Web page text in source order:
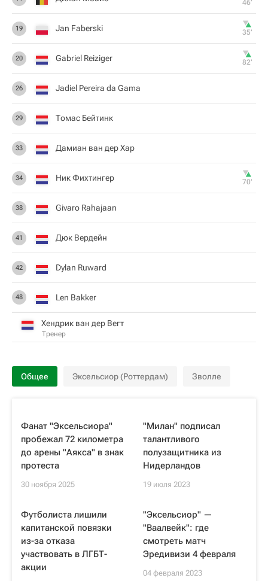
46‎’‎
19 Jan Faberski 35‎’‎
20 Gabriel Reiziger 82‎’‎
26 Jadiel Pereira da Gama
29 Томас Бейтинк
33 Дамиан ван дер Хар
34 Ник Фихтингер 70‎’‎
38 Givaro Rahajaan
41 Дюк Вердейн
42 Dylan Ruward
48 Len Bakker
Хендрик ван дер Вегт
Тренер
Общее Эксельсиор (Роттердам) Зволле
Фанат "Эксельсиора"
пробежал 72 километра
до арены "Аякса" в знак
протеста
30 ноября 2025
"Милан" подписал
талантливого
полузащитника из
Нидерландов
19 июля 2023
Футболиста лишили
капитанской повязки
из-за отказа
участвовать в ЛГБТ-
акции
"Эксельсиор" —
"Ваалвейк": где
смотреть матч
Эредивизи 4 февраля
04 февраля 2023